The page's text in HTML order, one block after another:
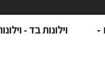
וילונות בד -